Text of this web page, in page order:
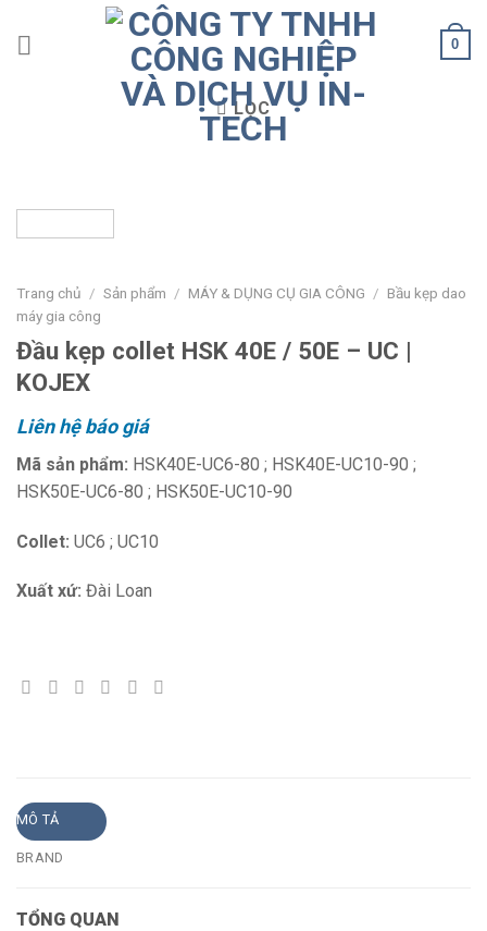
0
LỌC
Trang chủ / Sản phẩm / MÁY & DỤNG CỤ GIA CÔNG / Bầu kẹp dao
máy gia công
Đầu kẹp collet HSK 40E / 50E – UC |
KOJEX
Liên hệ báo giá
Mã sản phẩm: HSK40E-UC6-80 ; HSK40E-UC10-90 ;
HSK50E-UC6-80 ; HSK50E-UC10-90
Collet: UC6 ; UC10
Xuất xứ: Đài Loan
MÔ TẢ
BRAND
TỔNG QUAN